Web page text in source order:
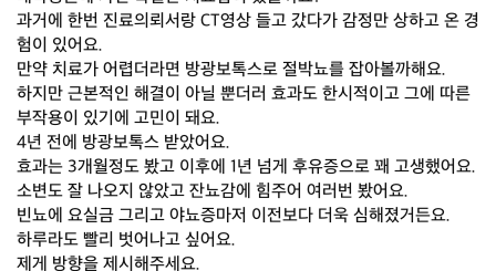
과거에 한번 진료의뢰서랑 CT영상 들고 갔다가 감정만 상하고 온 경
험이 있어요.
만약 치료가 어렵더라면 방광보톡스로 절박뇨를 잡아볼까해요.
하지만 근본적인 해결이 아닐 뿐더러 효과도 한시적이고 그에 따른
부작용이 있기에 고민이 돼요.
4년 전에 방광보톡스 받았어요.
효과는 3개월정도 봤고 이후에 1년 넘게 후유증으로 꽤 고생했어요.
소변도 잘 나오지 않았고 잔뇨감에 힘주어 여러번 봤어요.
빈뇨에 요실금 그리고 야뇨증마저 이전보다 더욱 심해졌거든요.
하루라도 빨리 벗어나고 싶어요.
제게 방향을 제시해주세요.